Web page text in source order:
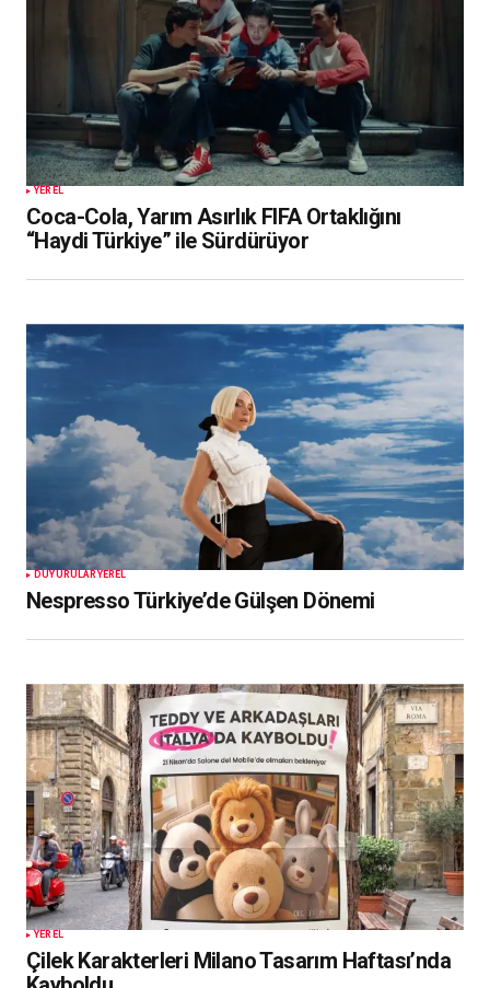
YEREL
Coca-Cola, Yarım Asırlık FIFA Ortaklığını
“Haydi Türkiye” ile Sürdürüyor
DUYURULARYEREL
Nespresso Türkiye’de Gülşen Dönemi
YEREL
Çilek Karakterleri Milano Tasarım Haftası’nda